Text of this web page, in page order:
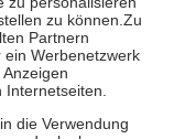
beträgt die
Euro je
Gesundheit zu
zu unterstützen,